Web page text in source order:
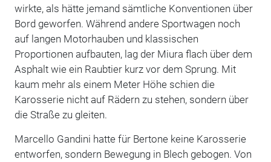
wirkte, als hätte jemand sämtliche Konventionen über
Bord geworfen. Während andere Sportwagen noch
auf langen Motorhauben und klassischen
Proportionen aufbauten, lag der Miura flach über dem
Asphalt wie ein Raubtier kurz vor dem Sprung. Mit
kaum mehr als einem Meter Höhe schien die
Karosserie nicht auf Rädern zu stehen, sondern über
die Straße zu gleiten.
Marcello Gandini hatte für Bertone keine Karosserie
entworfen, sondern Bewegung in Blech gebogen. Von